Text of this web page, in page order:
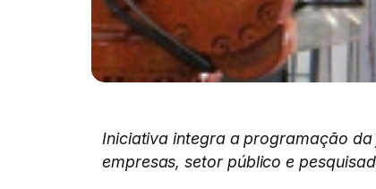
Iniciativa integra a programação
empresas, setor público e